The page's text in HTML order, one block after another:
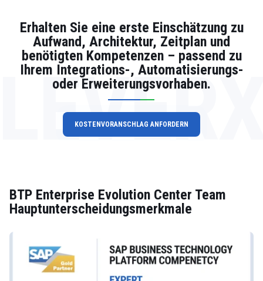
Erhalten Sie eine erste Einschätzung zu
Aufwand, Architektur, Zeitplan und
benötigten Kompetenzen – passend zu
Ihrem Integrations-, Automatisierungs-
oder Erweiterungsvorhaben.
KOSTENVORANSCHLAG ANFORDERN
BTP Enterprise Evolution Center Team
Hauptunterscheidungsmerkmale